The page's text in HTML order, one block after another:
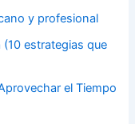
y profesional
estrategias que
el Tiempo